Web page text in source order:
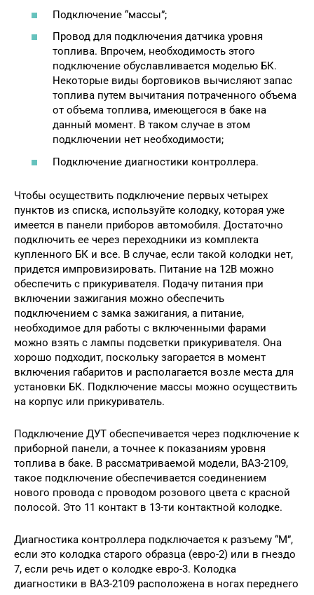
Подключение “массы”;
Провод для подключения датчика уровня
топлива. Впрочем, необходимость этого
подключение обуславливается моделью БК.
Некоторые виды бортовиков вычисляют запас
топлива путем вычитания потраченного объема
от объема топлива, имеющегося в баке на
данный момент. В таком случае в этом
подключении нет необходимости;
Подключение диагностики контроллера.
Чтобы осуществить подключение первых четырех
пунктов из списка, используйте колодку, которая уже
имеется в панели приборов автомобиля. Достаточно
подключить ее через переходники из комплекта
купленного БК и все. В случае, если такой колодки нет,
придется импровизировать. Питание на 12В можно
обеспечить с прикуривателя. Подачу питания при
включении зажигания можно обеспечить
подключением с замка зажигания, а питание,
необходимое для работы с включенными фарами
можно взять с лампы подсветки прикуривателя. Она
хорошо подходит, поскольку загорается в момент
включения габаритов и располагается возле места для
установки БК. Подключение массы можно осуществить
на корпус или прикуриватель.
Подключение ДУТ обеспечивается через подключение к
приборной панели, а точнее к показаниям уровня
топлива в баке. В рассматриваемой модели, ВАЗ-2109,
такое подключение обеспечивается соединением
нового провода с проводом розового цвета с красной
полосой. Это 11 контакт в 13-ти контактной колодке.
Диагностика контроллера подключается к разъему “М”,
если это колодка старого образца (евро-2) или в гнездо
7, если речь идет о колодке евро-3. Колодка
диагностики в ВАЗ-2109 расположена в ногах переднего